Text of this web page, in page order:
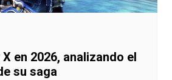
en 2026, analizando el
su saga